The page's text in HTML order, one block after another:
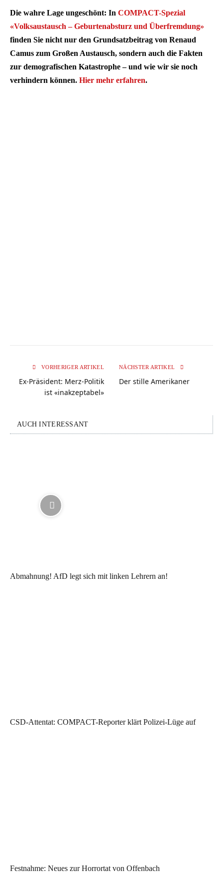
Die wahre Lage ungeschönt: In COMPACT-Spezial
«Volksaustausch – Geburtenabsturz und Überfremdung»
finden Sie nicht nur den Grundsatzbeitrag von Renaud
Camus zum Großen Austausch, sondern auch die Fakten
zur demografischen Katastrophe – und wie wir sie noch
verhindern können. Hier mehr erfahren.
VORHERIGER ARTIKEL
Ex-Präsident: Merz-Politik
ist «inakzeptabel»
NÄCHSTER ARTIKEL
Der stille Amerikaner
AUCH INTERESSANT
Abmahnung! AfD legt sich mit linken Lehrern an!
CSD-Attentat: COMPACT-Reporter klärt Polizei-Lüge auf
Festnahme: Neues zur Horrortat von Offenbach